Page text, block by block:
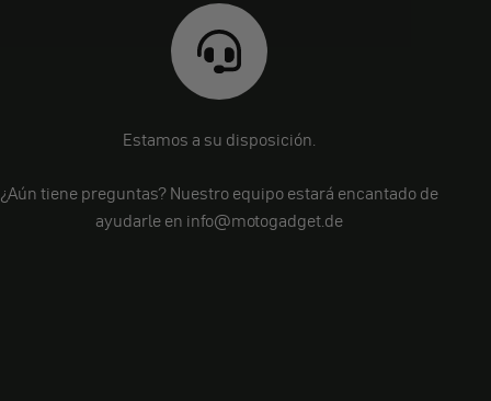
Estamos a su disposición.
¿Aún tiene preguntas? Nuestro equipo estará encantado de
ayudarle en info@motogadget.de